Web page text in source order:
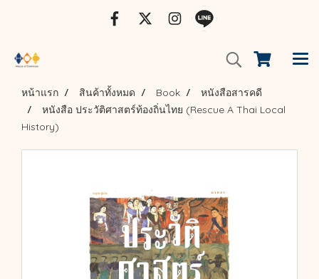
หน้าแรก สินค้าทั้งหมด Book
หนังสือสารคดี
หนังสือ ประวัติศาสตร์ท้องถิ่นไทย (Rescue A Thai Local
History)